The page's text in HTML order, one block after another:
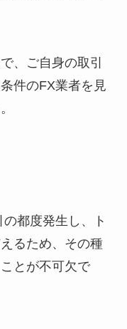
、ご自身の取引
件のFX業者を見
都度発生し、ト
るため、その種
とが不可欠で